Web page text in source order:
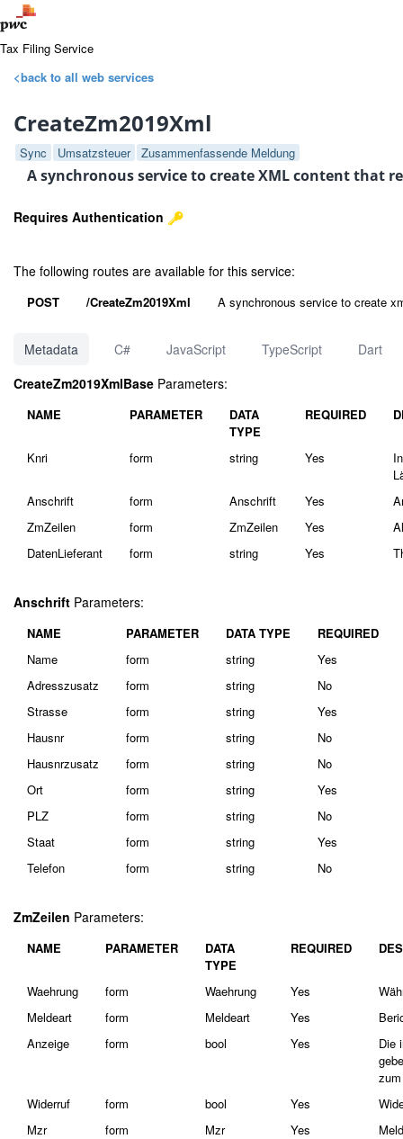
Tax Filing Service
<back to all web services
CreateZm2019Xml
Sync Umsatzsteuer Zusammenfassende Meldung
A synchronous service to create XML content that
Requires Authentication
The following routes are available for this service:
POST /CreateZm2019Xml A synchronous service to create
Metadata C# JavaScript TypeScript
Dart
CreateZm2019XmlBase Parameters:
NAME PARAMETER
DATA
TYPE
REQUIRED
Knri form string Yes
Anschrift
form Anschrift Yes
ZmZeilen
form ZmZeilen Yes
DatenLieferant
form string Yes
Anschrift Parameters:
NAME PARAMETER DATA TYPE
REQUIRED
Name
form string
Yes
Adresszusatz
form string
No
Strasse
form string
Yes
Hausnr
form string
No
Hausnrzusatz
form string
No
Ort
form string
Yes
PLZ
form string
No
Staat
form string
Yes
Telefon
form string No
ZmZeilen Parameters:
NAME PARAMETER
DATA
TYPE
REQUIRED
Waehrung form Waehrung Yes
Meldeart
form Meldeart Yes
Anzeige
form bool Yes
Die
Widerruf
form bool Yes
Mzr
form Mzr Yes